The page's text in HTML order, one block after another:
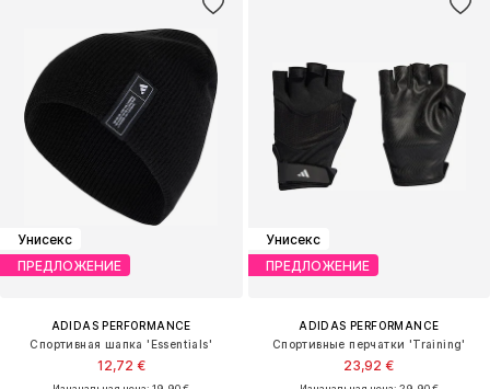
Унисекс
ПРЕДЛОЖЕНИЕ
ADIDAS PERFORMANCE
Спортивная шапка 'Essentials'
12,72 €
Унисекс
ПРЕДЛОЖЕНИЕ
ADIDAS PERFORMANCE
Спортивные перчатки 'Training'
23,92 €